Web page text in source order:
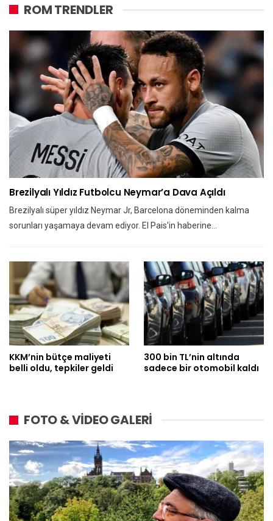
ROM TRENDLER
Brezilyalı Yıldız Futbolcu Neymar’a Dava Açıldı
Brezilyalı süper yıldız Neymar Jr, Barcelona döneminden kalma
sorunları yaşamaya devam ediyor. El Pais'in haberine…
KKM’nin bütçe maliyeti
belli oldu, tepkiler geldi
300 bin TL’nin altında
sadece bir otomobil kaldı
FOTO & VİDEO GALERİ